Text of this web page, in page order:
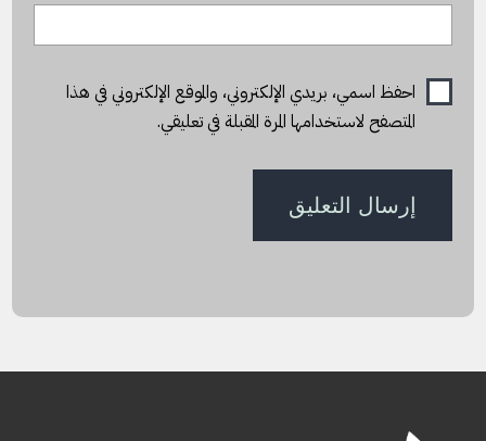
احفظ اسمي، بريدي الإلكتروني، والموقع الإلكتروني في هذا
المتصفح لاستخدامها المرة المقبلة في تعليقي.